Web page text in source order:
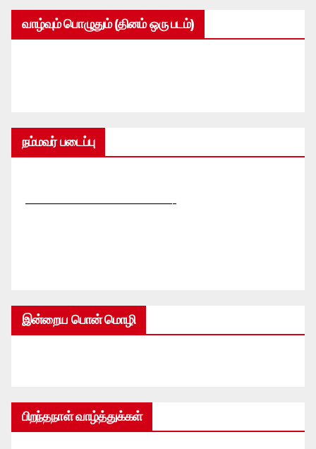
வாழ்வும் பொழுதும் (தினம் ஒரு படம்)
நம்மவர் படைப்பு
—————————————-
இன்றைய பொன் மொழி
பிறந்தநாள் வாழ்த்துக்கள்